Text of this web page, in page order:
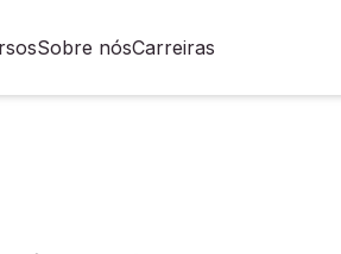
Sobre nósCarreiras